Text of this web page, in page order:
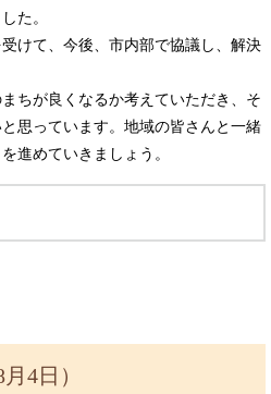
た。
けて、今後、市内部で協議し、解決
ちが良くなるか考えていただき、そ
思っています。地域の皆さんと一緒
進めていきましょう。
4日）